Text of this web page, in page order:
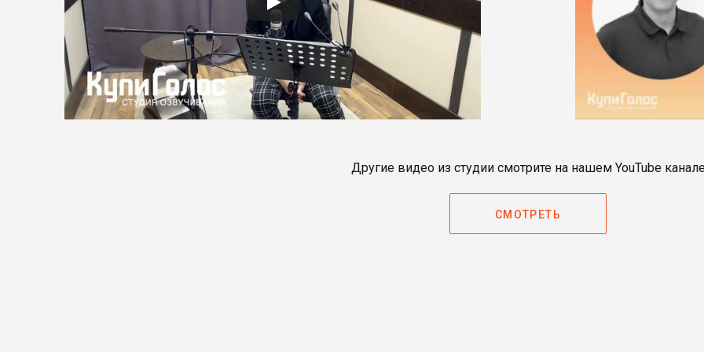
Другие видео из студии смотрите на нашем YouTube
СМОТРЕТЬ